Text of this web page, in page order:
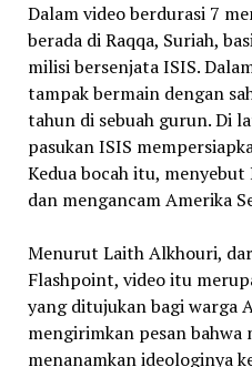
Dalam video berdurasi 7
berada di Raqqa, Suriah,
milisi bersenjata ISIS.
tampak bermain dengan
tahun di sebuah gurun. Di
pasukan ISIS
Kedua bocah itu,
dan mengancam Amerika
Menurut Laith Alkhouri,
Flashpoint, video itu
yang ditujukan bagi warga
mengirimkan pesan bahwa
menanamkan ideologinya